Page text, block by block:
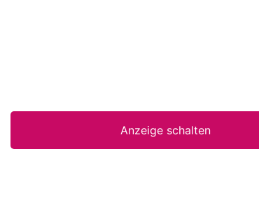
Anzeige schalten